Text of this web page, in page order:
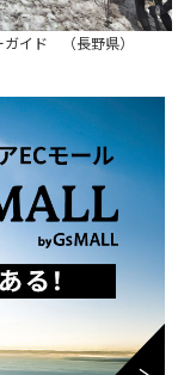
イド （長野県）